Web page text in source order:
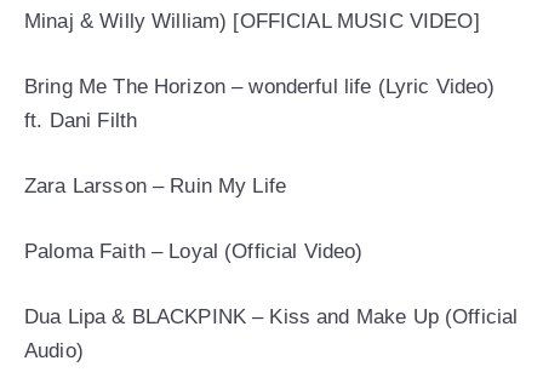
Minaj & Willy William) [OFFICIAL MUSIC VIDEO]
Bring Me The Horizon – wonderful life (Lyric Video)
ft. Dani Filth
Zara Larsson – Ruin My Life
Paloma Faith – Loyal (Official Video)
Dua Lipa & BLACKPINK – Kiss and Make Up (Official
Audio)